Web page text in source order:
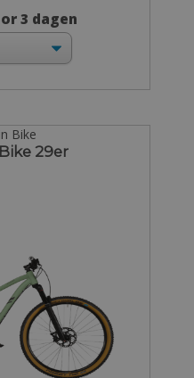
3 dagen
Bike
29er